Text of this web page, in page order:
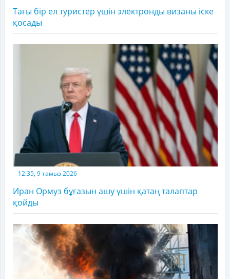
Тағы бір ел туристер үшін электронды визаны іске
қосады
12:35, 9 тамыз 2026
Иран Ормуз бұғазын ашу үшін қатаң талаптар
қойды